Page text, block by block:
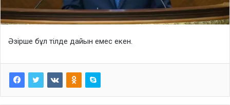
Әзірше бұл тілде дайын емес екен.